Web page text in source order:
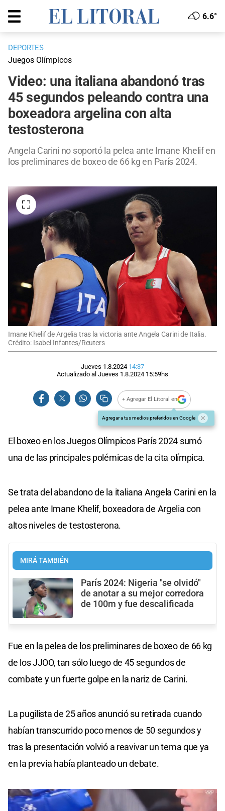
6.6°
DEPORTES
Juegos Olímpicos
Video: una italiana abandonó tras
45 segundos peleando contra una
boxeadora argelina con alta
testosterona
Angela Carini no soportó la pelea ante Imane Khelif en
los preliminares de boxeo de 66 kg en París 2024.
Imane Khelif de Argelia tras la victoria ante Angela Carini de Italia.
Crédito: Isabel Infantes/Reuters
Jueves 1.8.2024 14:37
Actualizado al Jueves 1.8.2024 15:59hs
+ Agregar El Litoral en
Agregar a tus medios preferidos en Google
El boxeo en los Juegos Olímpicos París 2024 sumó
una de las principales polémicas de la cita olímpica.
Se trata del abandono de la italiana Angela Carini en la
pelea ante Imane Khelif, boxeadora de Argelia con
altos niveles de testosterona.
MIRÁ TAMBIÉN
París 2024: Nigeria "se olvidó"
de anotar a su mejor corredora
de 100m y fue descalificada
Fue en la pelea de los preliminares de boxeo de 66 kg
de los JJOO, tan sólo luego de 45 segundos de
combate y un fuerte golpe en la nariz de Carini.
La pugilista de 25 años anunció su retirada cuando
habían transcurrido poco menos de 50 segundos y
tras la presentación volvió a reavivar un tema que ya
en la previa había planteado un debate.